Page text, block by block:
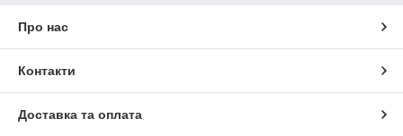
Про нас
Контакти
Доставка та оплата